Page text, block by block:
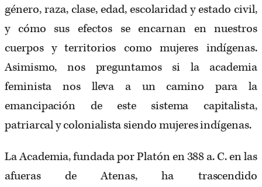
género, raza, clase, edad, escolaridad y estado civil,
y cómo sus efectos se encarnan en nuestros
cuerpos y territorios como mujeres indígenas.
Asimismo, nos preguntamos si la academia
feminista nos lleva a un camino para la
emancipación de este sistema capitalista,
patriarcal y colonialista siendo mujeres indígenas.
La Academia, fundada por Platón en 388 a. C. en las
afueras de Atenas, ha trascendido